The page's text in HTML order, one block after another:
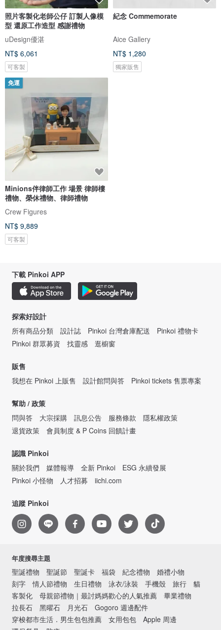
照片客製化老師公仔 訂製人像模
型 還原工作造型 感謝禮物
uDesign優湛
NT$ 6,061
可客製
紀念 Commemorate
Aice Gallery
NT$ 1,280
獨家販售
免運
Minions伴律師工作 場景 律師樓
禮物、榮休禮物、律師禮物
Crew Figures
NT$ 9,889
可客製
下載 Pinkoi APP
探索好設計
所有商品分類
設計誌 Pinkoi 台灣倉庫配送
Pinkoi 禮物卡
Pinkoi 群眾募資
找靈感 逛櫥窗
販售
我想在 Pinkoi 上販售
設計館問與答 Pinkoi tickets 售票專案
幫助 / 政策
問與答
大宗採購 訊息公告 服務條款
隱私權政策
退貨政策
會員制度 & P Coins 回饋計畫
認識 Pinkoi
關於我們
媒體報導 全新 Pinkoi
ESG 永續發展
Pinkoi 小怪物
人才招募 iichi.com
追蹤 Pinkoi
年度搜尋主題
聖誕禮物 聖誕節 聖誕卡 福袋 紀念禮物
婚禮小物
刻字
情人節禮物 生日禮物 泳衣/泳裝 手機殼 旅行
貓
客製化
母親節禮物｜最討媽媽歡心的人氣推薦
畢業禮物
拉長石
黑曜石 月光石
Gogoro 週邊配件
穿梭都市生活．男生包包推薦
女用包包
Apple 周邊